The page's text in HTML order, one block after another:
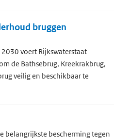
bruggen
voert Rijkswaterstaat
de Bathsebrug, Kreekrakbrug,
veilig en beschikbaar te
belangrijkste bescherming tegen